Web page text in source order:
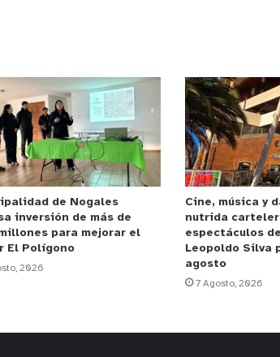
de Nogales
inversión de más de
para mejorar el
El Polígono
2026
Cine, música y
nutrida
espectáculos
Leopoldo Silva
agosto
7 Agosto, 2026